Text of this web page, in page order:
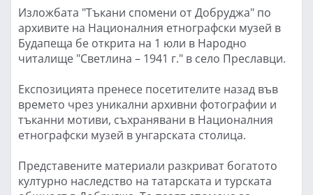
Изложбата "Тъкани спомени от Добруджа" по
архивите на Националния етнографски музей в
Будапеща бе открита на 1 юли в Народно
читалище "Светлина – 1941 г." в село Преславци.
Експозицията пренесе посетителите назад във
времето чрез уникални архивни фотографии и
тъканни мотиви, съхранявани в Националния
етнографски музей в унгарската столица.
Представените материали разкриват богатото
културно наследство на татарската и турската